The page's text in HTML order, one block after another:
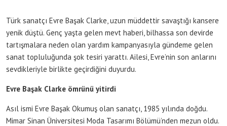
Türk sanatçı Evre Başak Clarke, uzun müddettir savaştığı kansere
yenik düştü. Genç yaşta gelen mevt haberi, bilhassa son devirde
tartışmalara neden olan yardım kampanyasıyla gündeme gelen
sanat topluluğunda şok tesiri yarattı. Ailesi, Evre’nin son anlarını
sevdikleriyle birlikte geçirdiğini duyurdu.
Evre Başak Clarke ömrünü yitirdi
Asıl ismi Evre Başak Okumuş olan sanatçı, 1985 yılında doğdu.
Mimar Sinan Üniversitesi Moda Tasarımı Bölümü’nden mezun oldu.